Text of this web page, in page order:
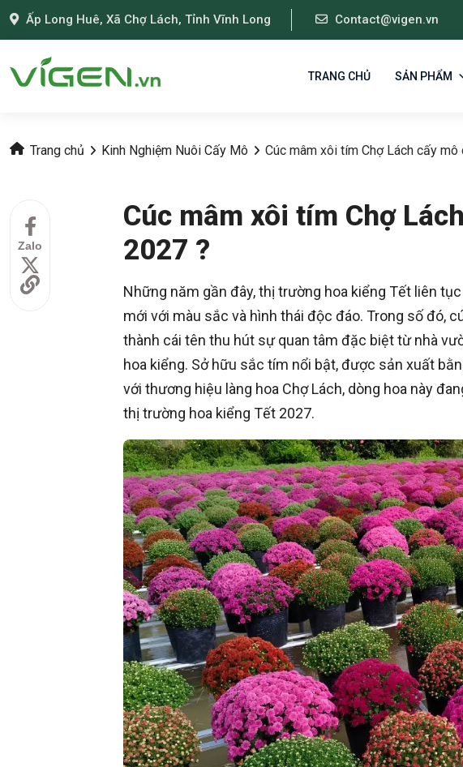
Ấp Long Huê, Xã Chợ Lách, Tỉnh Vĩnh Long Contact@vigen.vn
TRANG CHỦ SẢN PHẨM
Trang chủ Kinh Nghiệm Nuôi Cấy Mô Cúc mâm xôi tím Chợ Lách cấy
Zalo
Cúc mâm xôi tím Chợ
2027 ?
Những năm gần đây, thị trường hoa kiểng Tết liên
mới với màu sắc và hình thái độc đáo. Trong số đó,
thành cái tên thu hút sự quan tâm đặc biệt từ nhà
hoa kiểng. Sở hữu sắc tím nổi bật, được sản xuất
với thương hiệu làng hoa Chợ Lách, dòng hoa này
thị trường hoa kiểng Tết 2027.